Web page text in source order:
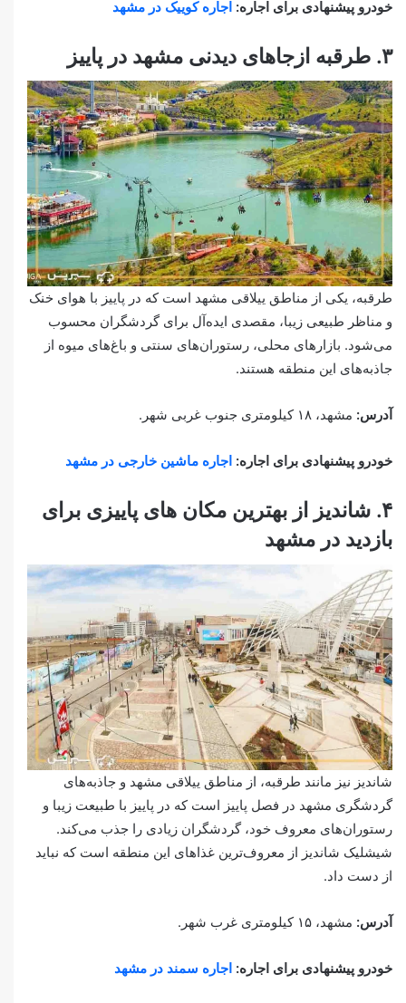
خودرو پیشنهادی برای اجاره: اجاره کوییک در مشهد
۳. طرقبه ازجاهای دیدنی مشهد در پاییز
طرقبه، یکی از مناطق ییلاقی مشهد است که در پاییز با هوای خنک
و مناظر طبیعی زیبا، مقصدی ایده‌آل برای گردشگران محسوب
می‌شود. بازارهای محلی، رستوران‌های سنتی و باغ‌های میوه از
جاذبه‌های این منطقه هستند.
آدرس: مشهد، ۱۸ کیلومتری جنوب غربی شهر.
خودرو پیشنهادی برای اجاره: اجاره ماشین خارجی در مشهد
۴. شاندیز از بهترین مکان های پاییزی برای
بازدید در مشهد
شاندیز نیز مانند طرقبه، از مناطق ییلاقی مشهد و جاذبه‌های
گردشگری مشهد در فصل پاییز است که در پاییز با طبیعت زیبا و
رستوران‌های معروف خود، گردشگران زیادی را جذب می‌کند.
شیشلیک شاندیز از معروف‌ترین غذاهای این منطقه است که نباید
از دست داد.
آدرس: مشهد، ۱۵ کیلومتری غرب شهر.
خودرو پیشنهادی برای اجاره: اجاره سمند در مشهد